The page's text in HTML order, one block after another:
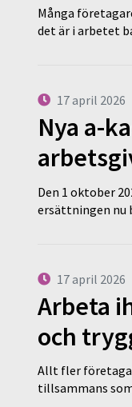
Många
det är i arbetet
17 april 2026
Nya a-
Den 1 oktober
ersättningen nu
17 april 2026
Arbeta
och
Allt fler
tillsammans